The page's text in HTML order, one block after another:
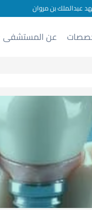
عبدالملك بن مروان
عن المستشفى